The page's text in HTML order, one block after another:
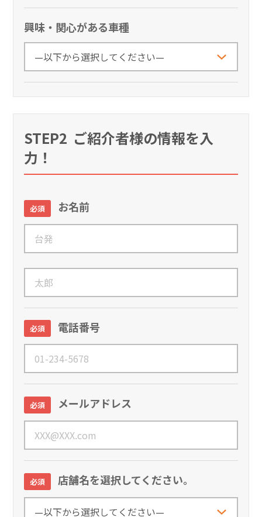
興味・関心がある車種
STEP2 ご紹介者様の情報を入
力！
必須 お名前
必須 電話番号
必須 メールアドレス
必須 店舗名を選択してください。